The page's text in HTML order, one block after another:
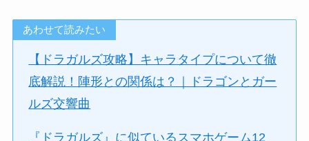
あわせて読みたい
【ドラガルズ攻略】キャラタイプについて徹
底解説！陣形との関係は？｜ドラゴンとガー
ルズ交響曲
『ドラガルズ』に似ているスマホゲーム12